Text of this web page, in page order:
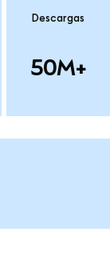
Descargas
50M+